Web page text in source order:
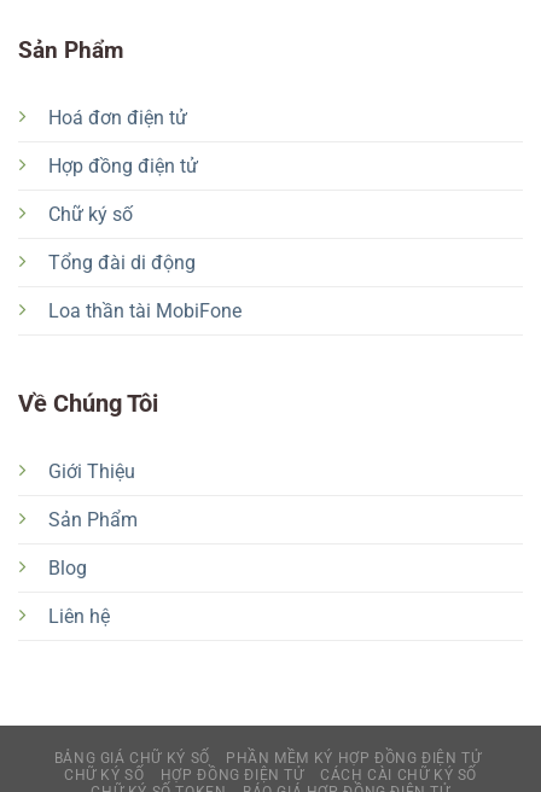
Sản Phẩm
Hoá đơn điện tử
Hợp đồng điện tử
Chữ ký số
Tổng đài di động
Loa thần tài MobiFone
Về Chúng Tôi
Giới Thiệu
Sản Phẩm
Blog
Liên hệ
BẢNG GIÁ CHỮ KÝ SỐ
PHẦN MỀM KÝ HỢP ĐỒNG ĐIỆN TỬ
CHỮ KÝ SỐ
HỢP ĐỒNG ĐIỆN TỬ
CÁCH CÀI CHỮ KÝ SỐ